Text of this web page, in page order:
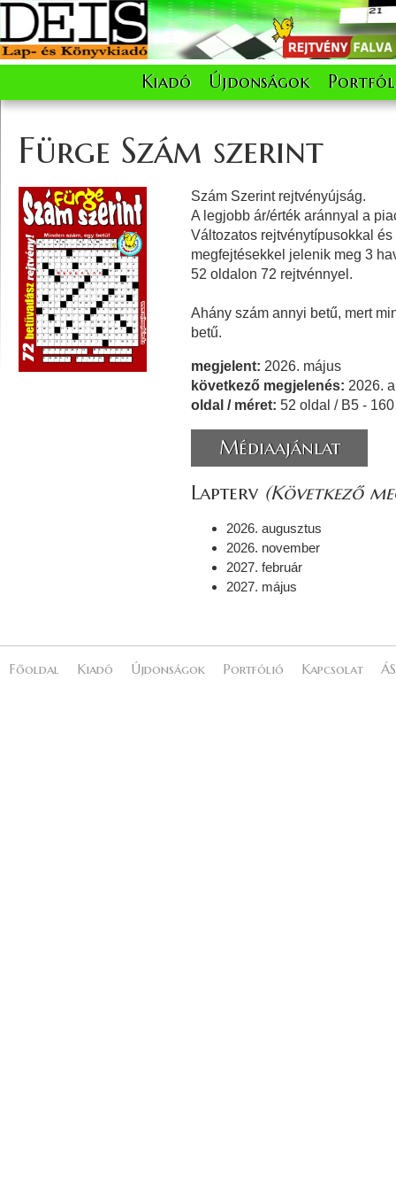
Kiadó Újdonságok
Fürge Szám szerint
Szám Szerint rejtvényújság.
A legjobb ár/érték aránnyal a
Változatos rejtvénytípusokkal
megfejtésekkel jelenik meg 3
52 oldalon 72 rejtvénnyel.
Ahány szám annyi betű, mert
betű.
megjelent: 2026. május
következő megjelenés: 2026.
oldal / méret: 52 oldal / B5 -
Médiaajánlat
Lapterv (Következő
2026. augusztus
2026. november
2027. február
2027. május
Főoldal Kiadó Újdonságok Portfólió Kapcsolat